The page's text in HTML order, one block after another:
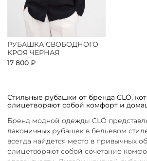
РУБАШКА СВОБОДНОГО
КРОЯ ЧЕРНАЯ
17 800 ₽
Стильные рубашки от бренда CLÓ,
олицетворяют собой комфорт и
Бренд модной одежды CLÓ
лаконичных рубашек в бельевом
всегда найдется место в привычных
олицетворяют собой сочетание